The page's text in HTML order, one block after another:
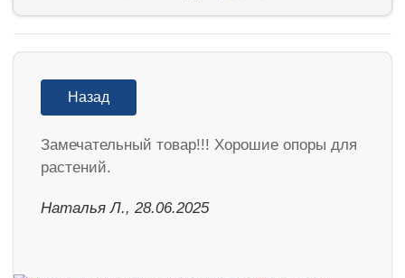
Назад
Замечательный товар!!! Хорошие опоры для
растений.
Наталья Л., 28.06.2025